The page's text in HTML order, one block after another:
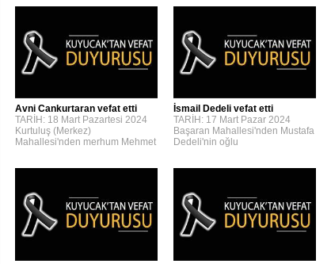
Avni Cankurtaran vefat etti
TARİH: 18 Mart Pazartesi 2024
Kurtuluş (Merkez)
Mahallesi'nden merhum Mehmet
İsmail Dedeli vefat etti
TARİH: 17 Mart Pazar 2024
Başaran Mahallesi'nden Mustafa
Dedeli'nin oğlu